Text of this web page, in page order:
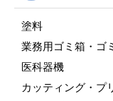
塗料
業務用ゴミ箱・ゴ
医科器機
カッティング・プ